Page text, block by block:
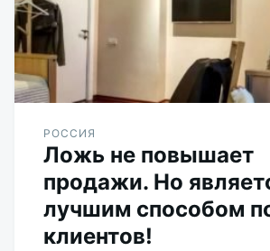
РОССИЯ
Ложь не повышает
продажи. Но
лучшим способом
клиентов!